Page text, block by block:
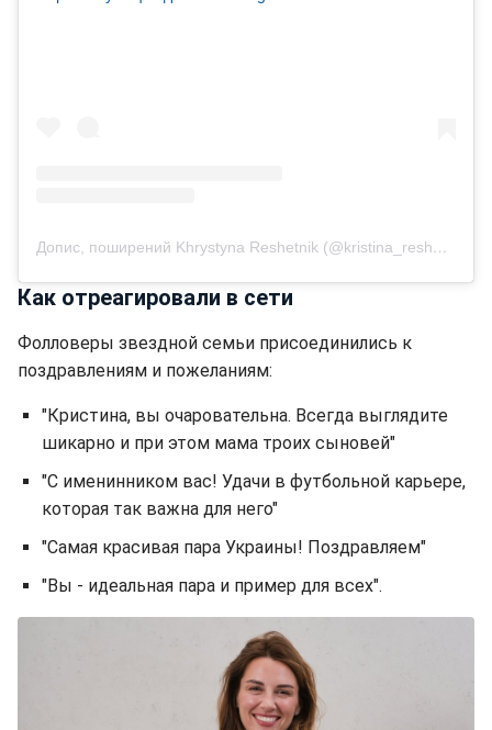
Допис, поширений Khrystyna Reshetnik (@kristina_reshetnik)
Как отреагировали в сети
Фолловеры звездной семьи присоединились к
поздравлениям и пожеланиям:
"Кристина, вы очаровательна. Всегда выглядите
шикарно и при этом мама троих сыновей"
"С именинником вас! Удачи в футбольной карьере,
которая так важна для него"
"Самая красивая пара Украины! Поздравляем"
"Вы - идеальная пара и пример для всех".